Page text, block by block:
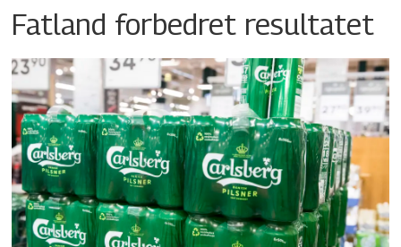
Fatland forbedret resultatet